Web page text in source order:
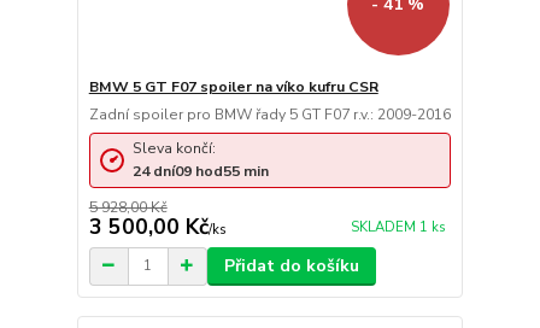
BMW 5 GT F07 spoiler na víko kufru CSR
Zadní spoiler pro BMW řady 5 GT F07 r.v.: 2009-2016
5 928,00 Kč
3 500,00 Kč/ks SKLADEM 1 ks
Sleva končí:
24 dní09 hod55 min
Přidat do košíku